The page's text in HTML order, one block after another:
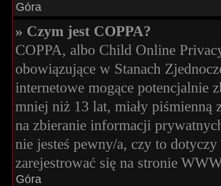
Góra
» Czym jest COPPA?
COPPA, albo Child Online
obowiązujące w Stanach
internetowe mogące potencjalnie
mniej niż 13 lat, miały
na zbieranie informacji
nie jesteś pewny/a, czy to
zarejestrować się na stronie
Góra